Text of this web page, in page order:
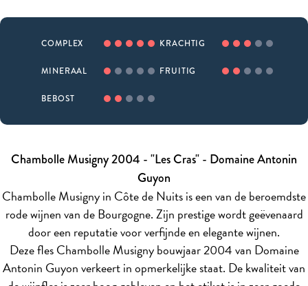
COMPLEX KRACHTIG
MINERAAL FRUITIG
BEBOST
Chambolle Musigny 2004 - "Les Cras" - Domaine Antonin
Guyon
Chambolle Musigny in Côte de Nuits is een van de beroemdste
rode wijnen van de Bourgogne. Zijn prestige wordt geëvenaard
door een reputatie voor verfijnde en elegante wijnen.
Deze fles Chambolle Musigny bouwjaar 2004 van Domaine
Antonin Guyon verkeert in opmerkelijke staat. De kwaliteit van